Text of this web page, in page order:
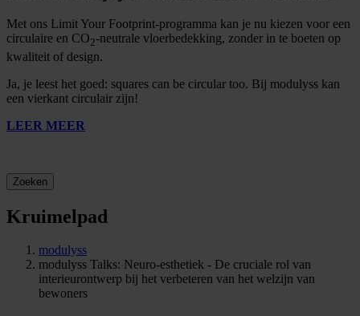
Met ons Limit Your Footprint-programma kan je nu kiezen voor een
circulaire en CO2-neutrale vloerbedekking, zonder in te boeten op
kwaliteit of design.
Ja, je leest het goed: squares can be circular too. Bij modulyss kan
een vierkant circulair zijn!
LEER MEER
Zoeken
Kruimelpad
modulyss
modulyss Talks: Neuro-esthetiek - De cruciale rol van
interieurontwerp bij het verbeteren van het welzijn van
bewoners